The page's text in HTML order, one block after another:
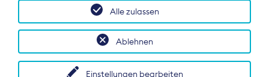
Deutschland und auf EU-Ebene.
Einstellungen bearbeiten
Ablehnen
Alle zulassen